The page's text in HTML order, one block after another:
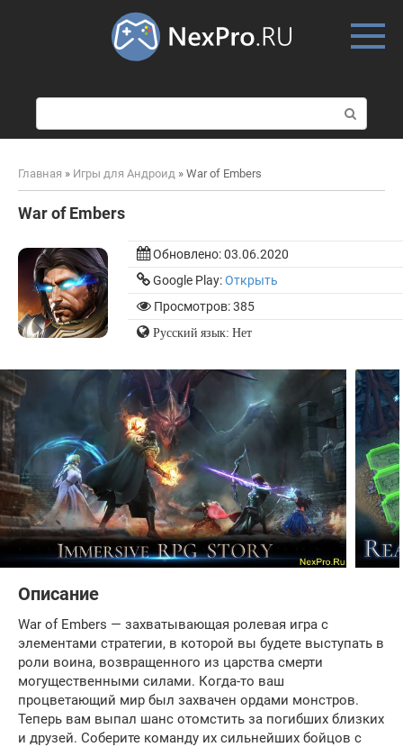
о
и
к
Главная » Игры для Андроид » War of Embers
War of Embers
Обновлено:03.06.2020
Google Play:Открыть
Просмотров: 385
Русский язык: Нет
Описание
War of Embers — захватывающая ролевая игра с
элементами стратегии, в которой вы будете выступать в
роли воина, возвращенного из царства смерти
могущественными силами. Когда-то ваш
процветающий мир был захвачен ордами монстров.
Теперь вам выпал шанс отомстить за погибших близких
и друзей. Соберите команду их сильнейших бойцов с